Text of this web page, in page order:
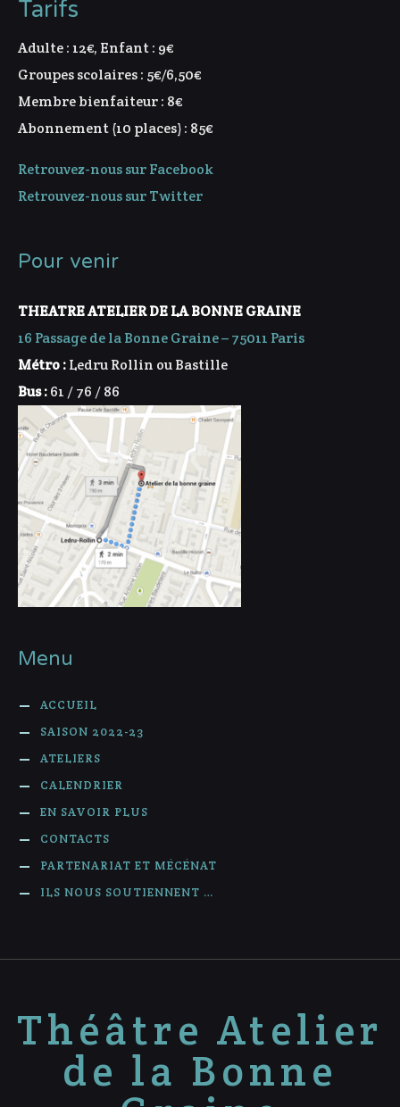
Tarifs
Adulte : 12€, Enfant : 9€
Groupes scolaires : 5€/6,50€
Membre bienfaiteur : 8€
Abonnement (10 places) : 85€
Retrouvez-nous sur Facebook
Retrouvez-nous sur Twitter
Pour venir
THEATRE ATELIER DE LA BONNE GRAINE
16 Passage de la Bonne Graine – 75011 Paris
Métro :Ledru Rollin ou Bastille
Bus :61 / 76 / 86
Menu
ACCUEIL
SAISON 2022-23
ATELIERS
CALENDRIER
EN SAVOIR PLUS
CONTACTS
PARTENARIAT ET MÉCÉNAT
ILS NOUS SOUTIENNENT …
Théâtre Atelier
de la Bonne